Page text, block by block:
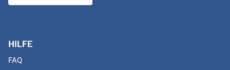
HILFE
FAQ